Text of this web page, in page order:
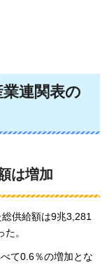
連関表の
は増加
供給額は9兆3,281
。
て0.6％の増加とな